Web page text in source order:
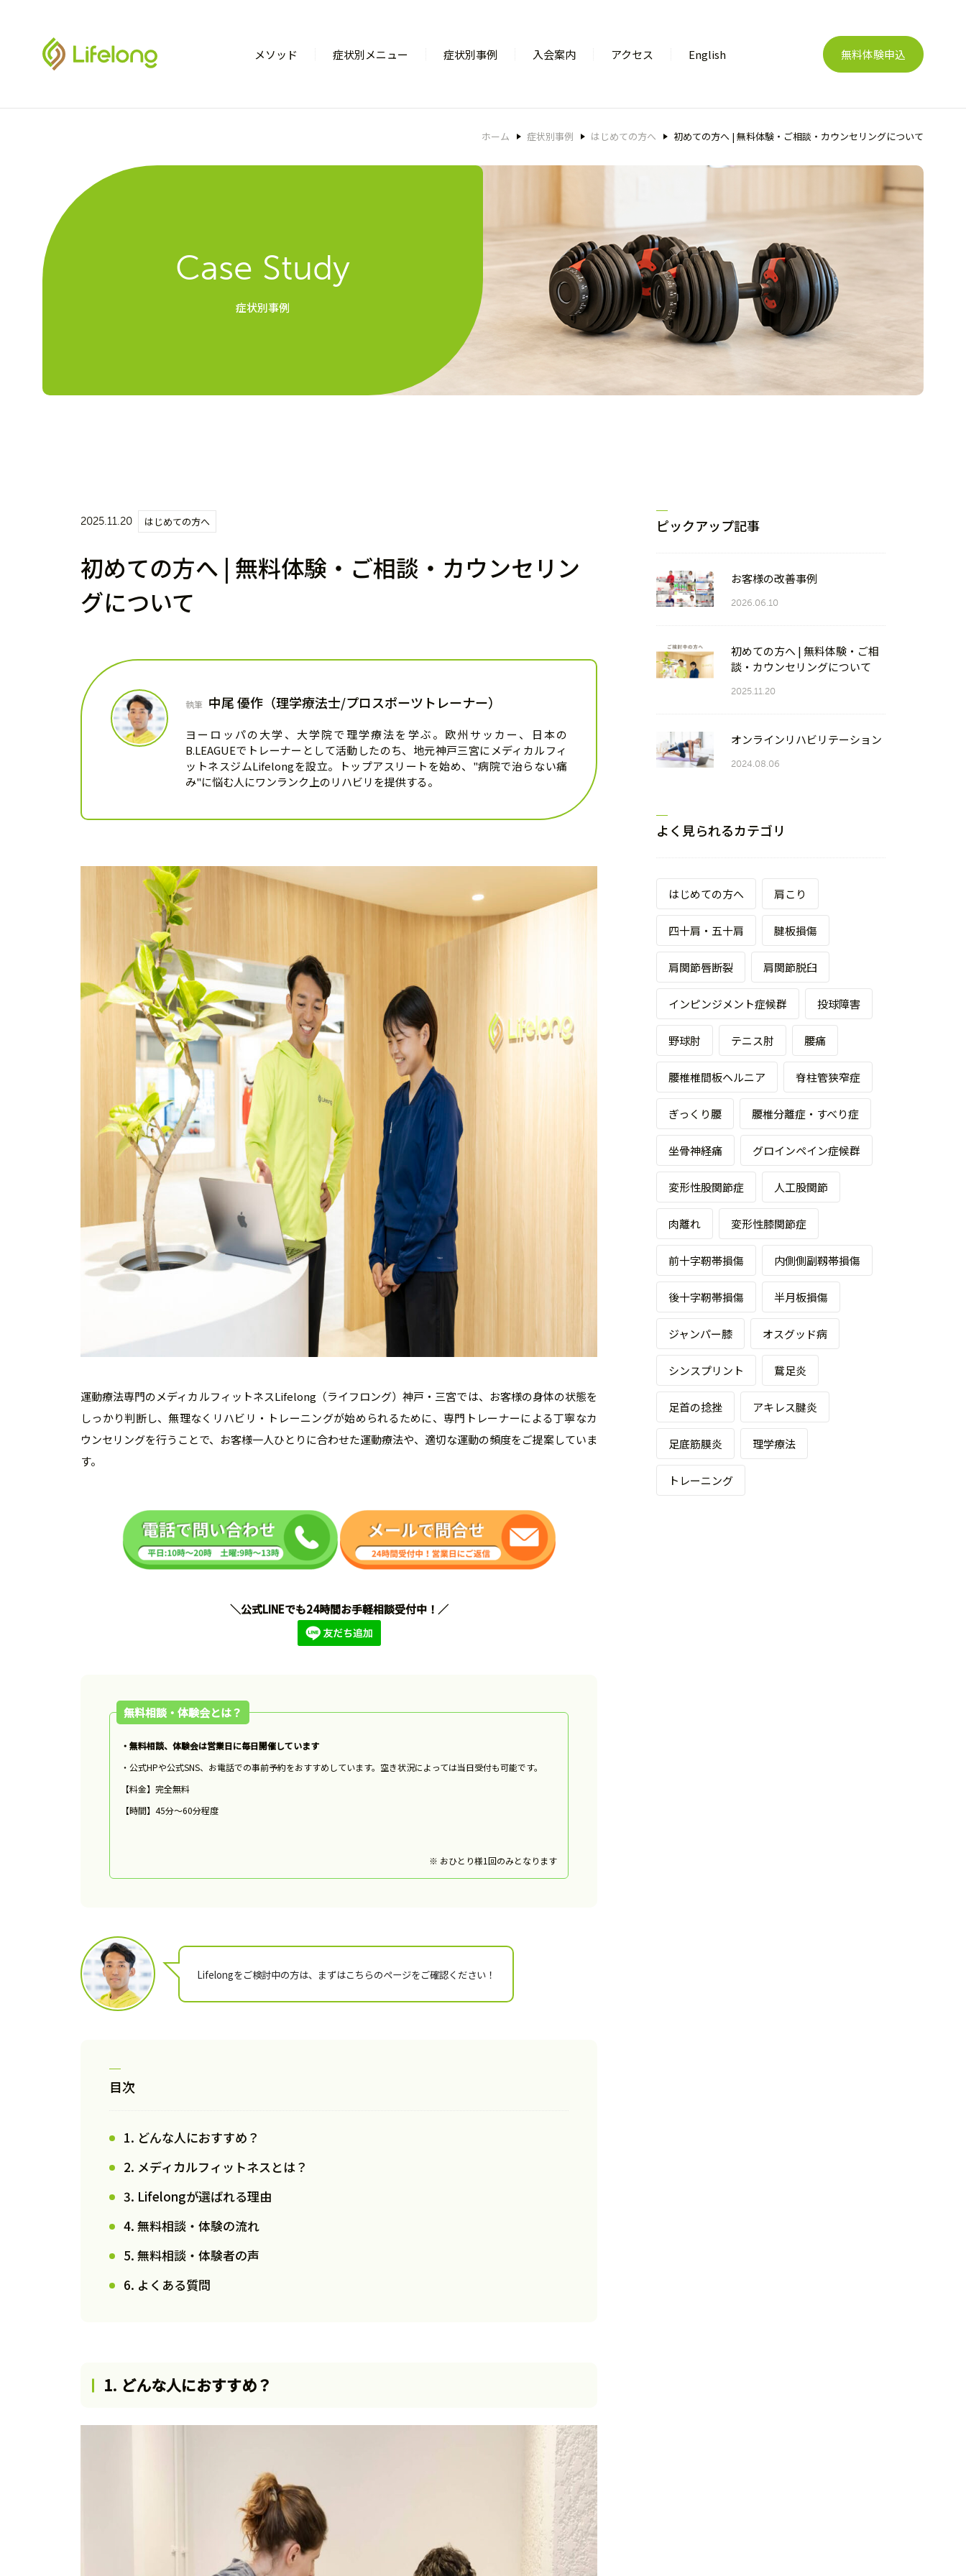
メソッド 症状別メニュー 症状別事例 入会案内 アクセス English 無料体験申込
ホーム 症状別事例 はじめての方へ 初めての方へ | 無料体験・ご相談・カウンセリングについて
Case Study
症状別事例
2025.11.20 はじめての方へ
初めての方へ | 無料体験・ご相談・カウンセリン
グについて
執筆 中尾 優作（理学療法士/プロスポーツトレーナー）
ヨーロッパの大学、大学院で理学療法を学ぶ。欧州サッカー、日本の
B.LEAGUEでトレーナーとして活動したのち、地元神戸三宮にメディカルフィ
ットネスジムLifelongを設立。トップアスリートを始め、"病院で治らない痛
み"に悩む人にワンランク上のリハビリを提供する。
運動療法専門のメディカルフィットネスLifelong（ライフロング）神戸・三宮では、お客様の身体の状態を
しっかり判断し、無理なくリハビリ・トレーニングが始められるために、専門トレーナーによる丁寧なカ
ウンセリングを行うことで、お客様一人ひとりに合わせた運動療法や、適切な運動の頻度をご提案していま
す。
＼公式LINEでも24時間お手軽相談受付中！／
無料相談・体験会とは？
・無料相談、体験会は営業日に毎日開催しています
・公式HPや公式SNS、お電話での事前予約をおすすめしています。空き状況によっては当日受付も可能です。
【料金】完全無料
【時間】45分〜60分程度
※ おひとり様1回のみとなります
Lifelongをご検討中の方は、まずはこちらのページをご確認ください！
目次
1. どんな人におすすめ？
2. メディカルフィットネスとは？
3. Lifelongが選ばれる理由
4. 無料相談・体験の流れ
5. 無料相談・体験者の声
6. よくある質問
1. どんな人におすすめ？
ピックアップ記事
お客様の改善事例
2026.06.10
初めての方へ | 無料体験・ご相
談・カウンセリングについて
2025.11.20
オンラインリハビリテーション
2024.08.06
よく見られるカテゴリ
はじめての方へ 肩こり
四十肩・五十肩 腱板損傷
肩関節唇断裂 肩関節脱臼
インピンジメント症候群 投球障害
野球肘 テニス肘 腰痛
腰椎椎間板ヘルニア 脊柱管狭窄症
ぎっくり腰 腰椎分離症・すべり症
坐骨神経痛 グロインペイン症候群
変形性股関節症 人工股関節
肉離れ 変形性膝関節症
前十字靭帯損傷 内側側副靱帯損傷
後十字靭帯損傷 半月板損傷
ジャンパー膝 オスグッド病
シンスプリント 鵞足炎
足首の捻挫 アキレス腱炎
足底筋膜炎 理学療法
トレーニング